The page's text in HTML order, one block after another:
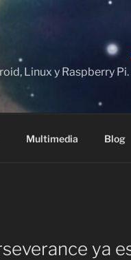
Linux y Raspberry Pi.
Multimedia Blog
ya